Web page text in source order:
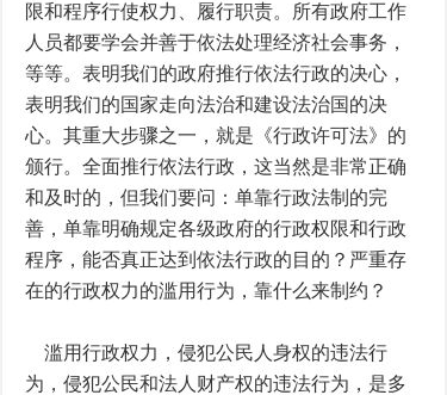
限和程序行使权力、履行职责。所有政府工作
人员都要学会并善于依法处理经济社会事务，
等等。表明我们的政府推行依法行政的决心，
表明我们的国家走向法治和建设法治国的决
心。其重大步骤之一，就是《行政许可法》的
颁行。全面推行依法行政，这当然是非常正确
和及时的，但我们要问：单靠行政法制的完
善，单靠明确规定各级政府的行政权限和行政
程序，能否真正达到依法行政的目的？严重存
在的行政权力的滥用行为，靠什么来制约？
滥用行政权力，侵犯公民人身权的违法行
为，侵犯公民和法人财产权的违法行为，是多